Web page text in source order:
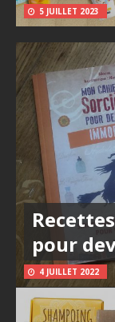
5 JUILLET 2023
pour
4 JUILLET 2022